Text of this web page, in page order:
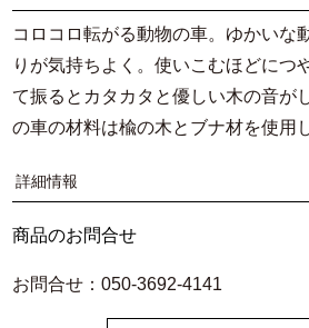
コロコロ転がる動物の車。ゆかいな
りが気持ちよく。使いこむほどにつ
て振るとカタカタと優しい木の音が
の車の材料は楡の木とブナ材を使用
詳細情報
商品のお問合せ
お問合せ：050-3692-4141